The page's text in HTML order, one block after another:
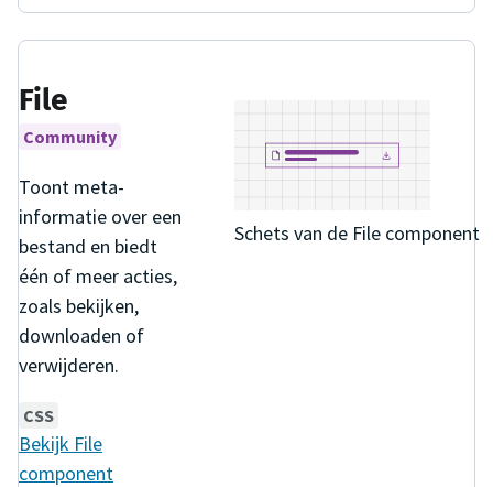
Schets van de File component
File
Community
Toont meta-
informatie over een
bestand en biedt
één of meer acties,
zoals bekijken,
downloaden of
verwijderen.
CSS
Bekijk File
component